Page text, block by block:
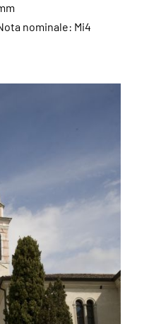
nominale: Mi4